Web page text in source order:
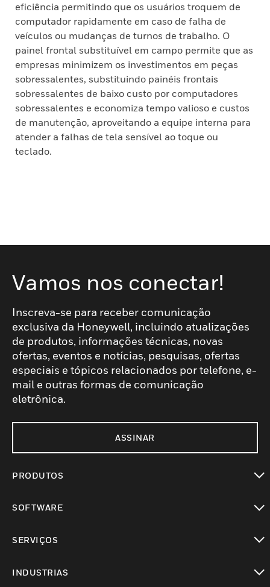
eficiência permitindo que os usuários troquem de
computador rapidamente em caso de falha de
veículos ou mudanças de turnos de trabalho. O
painel frontal substituível em campo permite que as
empresas minimizem os investimentos em peças
sobressalentes, substituindo painéis frontais
sobressalentes de baixo custo por computadores
sobressalentes e economiza tempo valioso e custos
de manutenção, aproveitando a equipe interna para
atender a falhas de tela sensível ao toque ou
teclado.
Vamos nos conectar!
Inscreva-se para receber comunicação
exclusiva da Honeywell, incluindo atualizações
de produtos, informações técnicas, novas
ofertas, eventos e notícias, pesquisas, ofertas
especiais e tópicos relacionados por telefone, e-
mail e outras formas de comunicação
eletrônica.
ASSINAR
PRODUTOS
SOFTWARE
SERVIÇOS
INDUSTRIAS